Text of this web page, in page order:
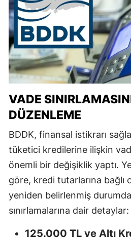
VADE
DÜZENLEME
BDDK, finansal istikrarı
tüketici kredilerine ilişkin
önemli bir değişiklik yaptı.
göre, kredi tutarlarına bağlı
yeniden belirlenmiş
sınırlamalarına dair detaylar:
125.000 TL ve Altı